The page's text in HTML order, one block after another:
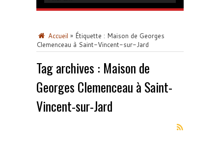
Accueil » Étiquette : Maison de Georges
Clemenceau à Saint-Vincent-sur-Jard
Tag archives : Maison de
Georges Clemenceau à Saint-
Vincent-sur-Jard